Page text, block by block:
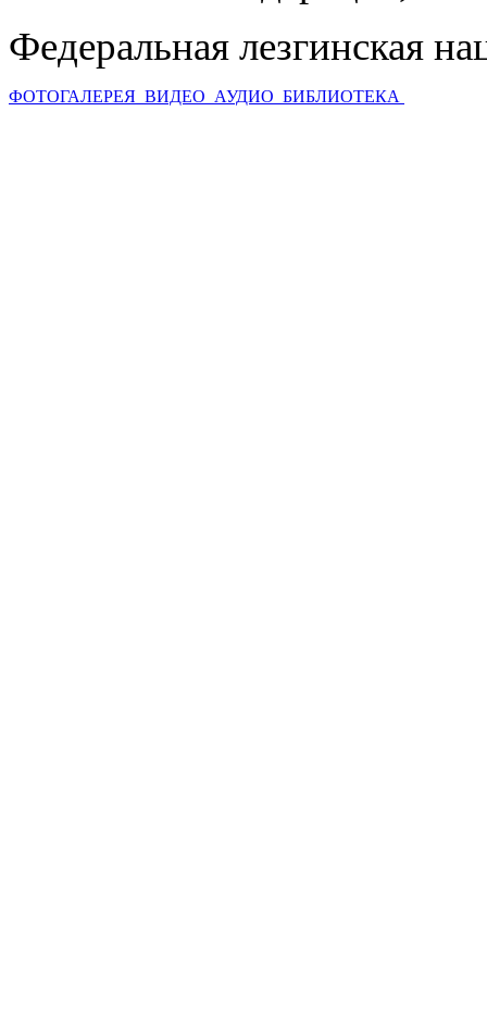
Федеральная лезгинская
ФОТОГАЛЕРЕЯ ВИДЕО АУДИО БИБЛИОТЕКА